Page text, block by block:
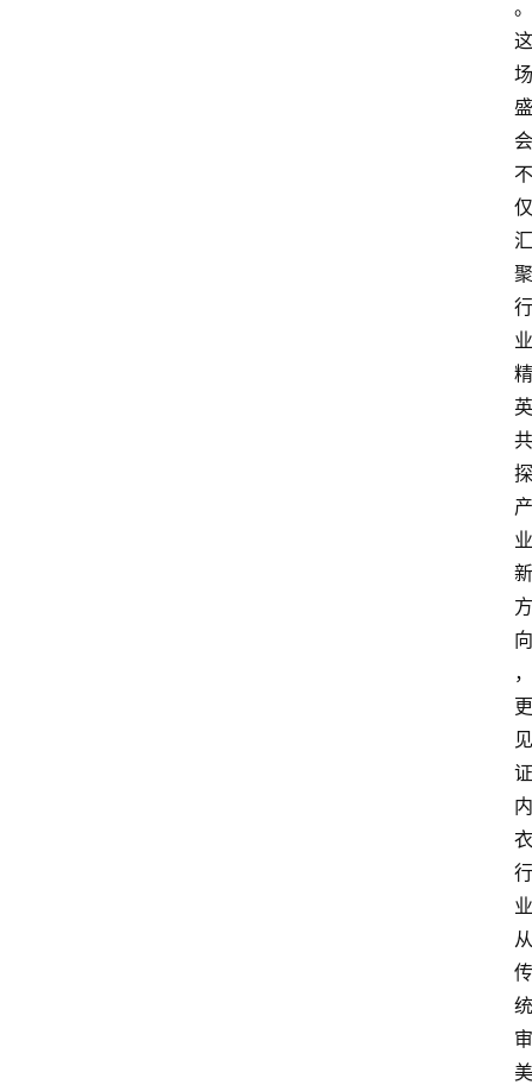
。
这
场
盛
会
不
仅
汇
聚
行
业
精
英
共
探
产
业
新
方
向
，
更
见
证
内
衣
行
业
从
传
统
审
美